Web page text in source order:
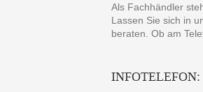
Als Fachhändler
Lassen Sie sich in
beraten. Ob am
INFOTELEFON: